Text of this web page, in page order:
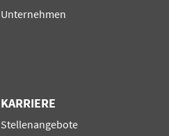
Unternehmen
KARRIERE
Navigation
Stellenangebote